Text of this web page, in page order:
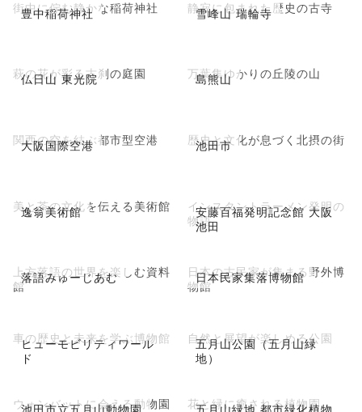
豊中稲荷神社
街中に佇む静かな稲荷神社 雪峰山 瑞輪寺
静寂に包まれた歴史の古寺
仏日山 東光院
萩の花が彩る古刹の庭園 島熊山
万葉集ゆかりの丘陵の山
大阪国際空港
関西の空を結ぶ都市型空港 池田市
歴史と文化が息づく北摂の街
逸翁美術館
美と茶の文化を伝える美術館
安藤百福発明記念館 大阪
池田
インスタントラーメン発明の
物語
落語みゅーじあむ
上方落語の世界を楽しむ資料
館
日本民家集落博物館
日本の古民家が集まる野外博
物館
ヒューモビリティワール
ド
車の歴史と未来を学ぶ博物館
五月山公園（五月山緑
地）
自然と展望が楽しめる公園
ウォンバットに会える動物園 花と緑に癒される植物園